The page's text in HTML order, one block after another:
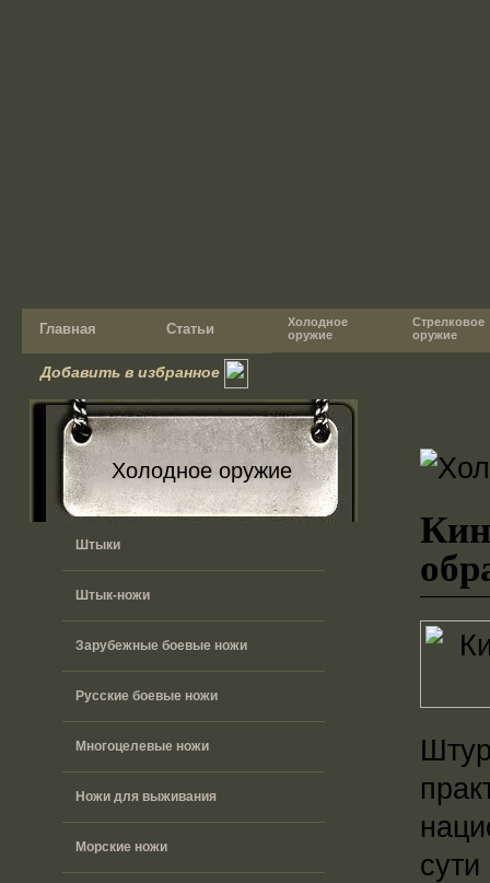
Главная Статьи
Холодное
оружие
Стрелковое
оружие
Добавить в избранное
Холодное оружие
Штыки
Штык-ножи
Зарубежные боевые ножи
Русские боевые ножи
Многоцелевые ножи
Ножи для выживания
Морские ножи